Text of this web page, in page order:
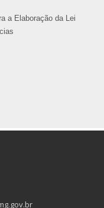
a Elaboração da Lei